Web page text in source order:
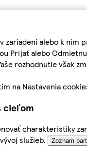
zariadení alebo k
Prijať alebo
rozhodnutie však
na Nastavenia
cieľom
charakteristiky
služieb.
Zoznam